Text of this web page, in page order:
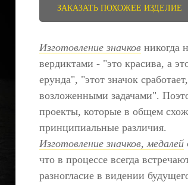
ЗАКАЗАТЬ ПОХОЖЕЕ ИЗДЕЛИЕ
Изготовление значков никогда
вердиктами - "это красива, а
ерунда", "этот значок
возложенными задачами".
проекты, которые в общем
принципиальные различия.
Изготовление значков, медалей
что в процессе всегда
разногласие в видении